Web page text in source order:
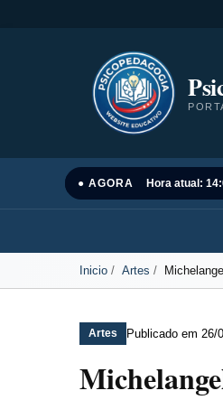
● AGORA Hora atual:
Inicio Artes
Artes Publicado em 26/